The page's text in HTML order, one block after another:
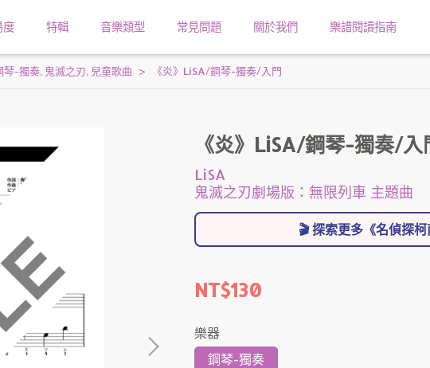
度 特輯 音樂類型 常見問題 關於我們 樂譜閱讀指南
琴-獨奏, 鬼滅之刃 兒童歌曲 《炎》LiSA/鋼琴-獨奏/入門
《炎》LiSA/鋼琴-獨奏/入
LiSA
鬼滅之刃劇場版：無限列車 主題曲
🎬 探索更多《名偵探
NT$130
樂器
鋼琴-獨奏